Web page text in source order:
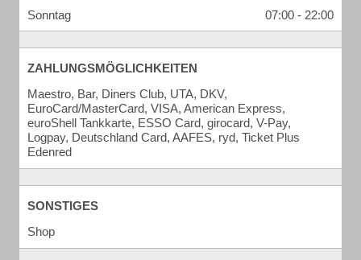
Sonntag
07:00 - 22:00
ZAHLUNGSMÖGLICHKEITEN
Maestro, Bar, Diners Club, UTA, DKV,
EuroCard/MasterCard, VISA, American Express,
euroShell Tankkarte, ESSO Card, girocard, V-Pay,
Logpay, Deutschland Card, AAFES, ryd, Ticket Plus
Edenred
SONSTIGES
Shop